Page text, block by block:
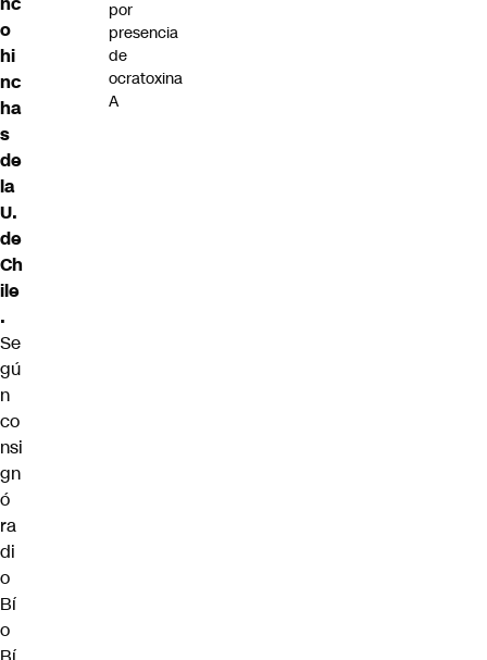
o
hi
nc
ha
s
de
la
U.
de
Ch
ile
.
Se
gú
n
co
nsi
gn
ó
ra
di
o
Bí
o
por
presencia
de
ocratoxina
A